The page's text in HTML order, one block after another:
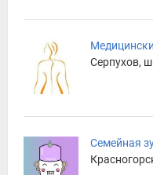
Серпухов,
Семейная